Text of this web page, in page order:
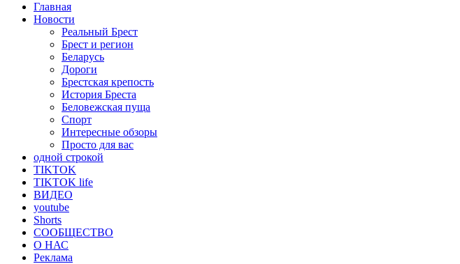
Главная
Новости
Реальный Брест
Брест и регион
Беларусь
Дороги
Брестская крепость
История Бреста
Беловежская пуща
Спорт
Интересные обзоры
Просто для вас
одной строкой
TIKTOK
TIKTOK life
ВИДЕО
youtube
Shorts
СООБЩЕСТВО
О НАС
Реклама